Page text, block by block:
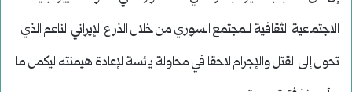
الاجتماعية الثقافية للمجتمع السوري من خلال الذراع الإيراني الناعم الذي
تحول إلى القتل والإجرام لاحقا في محاولة يائسة لإعادة هيمنته ليكمل ما